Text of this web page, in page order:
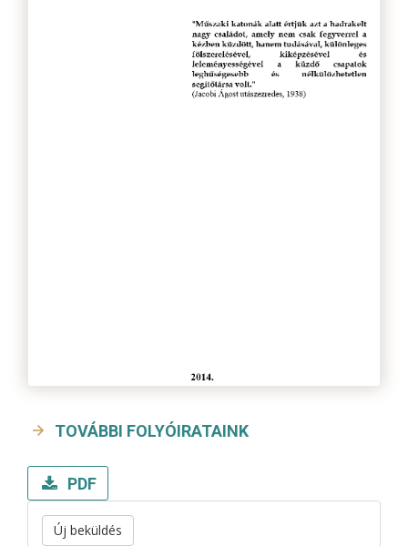
TOVÁBBI FOLYÓIRATAINK
PDF
Új beküldés